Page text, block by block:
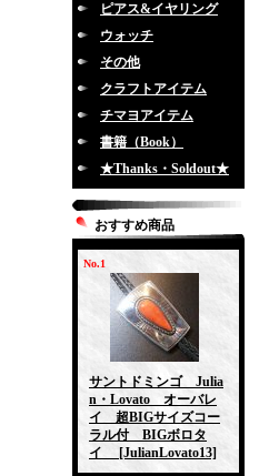
ピアス&イヤリング
ウォッチ
その他
クラフトアイテム
チマヨアイテム
書籍（Book）
★Thanks・Soldout★
おすすめ商品
No.1
サントドミンゴ Julia
n・Lovato オーバレ
イ 超BIGサイズコー
ラル付 BIGボロタ
イ
[JulianLovato13]